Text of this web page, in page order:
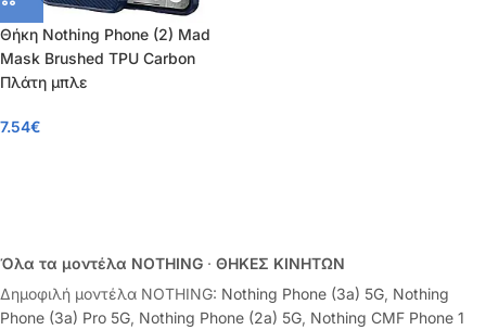
Θήκη Nothing Phone (2) Mad
Mask Brushed TPU Carbon
Πλάτη μπλε
7.54€
Όλα τα μοντέλα NOTHING · ΘΗΚΕΣ ΚΙΝΗΤΩΝ
Δημοφιλή μοντέλα NOTHING: Nothing Phone (3a) 5G, Nothing
Phone (3a) Pro 5G, Nothing Phone (2a) 5G, Nothing CMF Phone 1